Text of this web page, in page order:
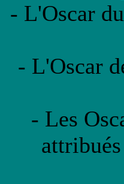
- L'Oscar
- L'Oscar
- Les